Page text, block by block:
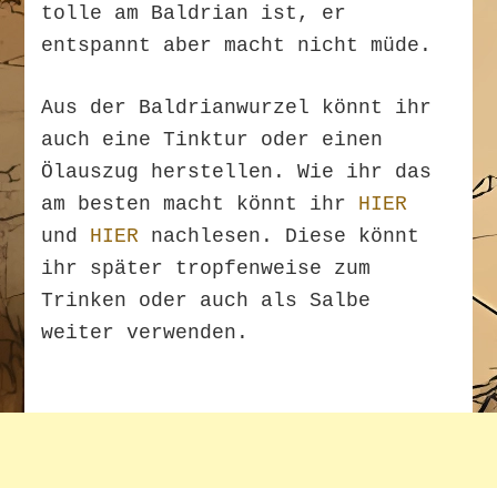
tolle am Baldrian ist, er
entspannt aber macht nicht müde.
Aus der Baldrianwurzel könnt ihr
auch eine Tinktur oder einen
Ölauszug herstellen. Wie ihr das
am besten macht könnt ihr HIER
und HIER nachlesen. Diese könnt
ihr später tropfenweise zum
Trinken oder auch als Salbe
weiter verwenden.